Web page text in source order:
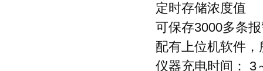
定时存储浓度值
可保存3000多条报
配有上位机软件，
仪器充电时间：